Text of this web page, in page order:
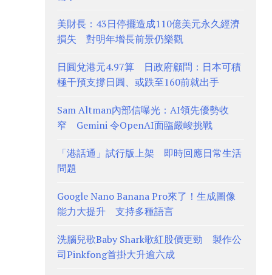
美財長：43日停擺造成110億美元永久經濟
損失 對明年增長前景仍樂觀
日圓兌港元4.97算 日政府顧問：日本可積
極干預支撐日圓、或跌至160前就出手
Sam Altman內部信曝光：AI領先優勢收
窄 Gemini 令OpenAI面臨嚴峻挑戰
「港話通」試行版上架 即時回應日常生活
問題
Google Nano Banana Pro來了！生成圖像
能力大提升 支持多種語言
洗腦兒歌Baby Shark歌紅股價更勁 製作公
司Pinkfong首掛大升逾六成